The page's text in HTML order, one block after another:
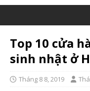
Top 10 cửa
sinh nhật ở
Tháng 8 8, 2019